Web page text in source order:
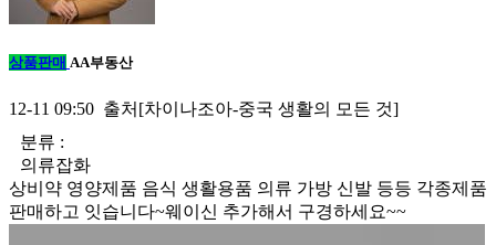
상품판매 AA부동산
12-11 09:50 출처[차이나조아-중국 생활의 모든 것]
분류 :
의류잡화
상비약 영양제품 음식 생활용품 의류 가방 신발 등등 각종제품
판매하고 잇습니다~웨이신 추가해서 구경하세요~~